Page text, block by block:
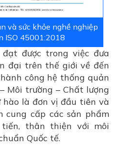
và sức khỏe nghề nghiệp
ISO 45001:2018
được trong việc đưa
đại trên thế giới về đến
công hệ thống quản
Môi trường – Chất lượng
hào là đơn vị đầu tiên và
cấp các sản phẩm
thân thiện với môi
Quốc tế.